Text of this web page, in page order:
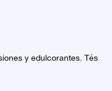
y edulcorantes, Tés